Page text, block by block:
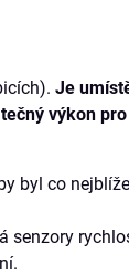
Je
výkon
byl co
senzory